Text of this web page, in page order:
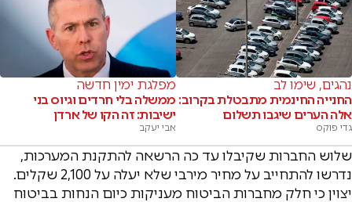
נהגים, שימו לב
החנייה החינמית מתבטלת בקרוב:
אלה הערים שיגבו תשלום
גדי פוקס
מפלגת ימין חדשה
ממשלה בלי חרדים וגיוס בני
ישיבות: זה הקו של ארדן
אבי יעקב
שלוש החברות שקיבלו עד כה הרשאה להתקנת המערכות,
נדרשו להתחייב על מחיר מירבי שלא יעלה על 2,100 שקלים.
יצוין כי חלק מחברות הביטוח מעניקות כיום הנחות בביטוח